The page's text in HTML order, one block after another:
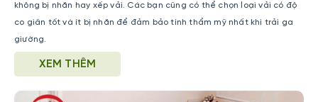
không bị nhăn hay xếp vải. Các bạn cũng có thể chọn loại vải có độ
co giãn tốt và ít bị nhăn để đảm bảo tính thẩm mỹ nhất khi trải ga
giường.
XEM THÊM